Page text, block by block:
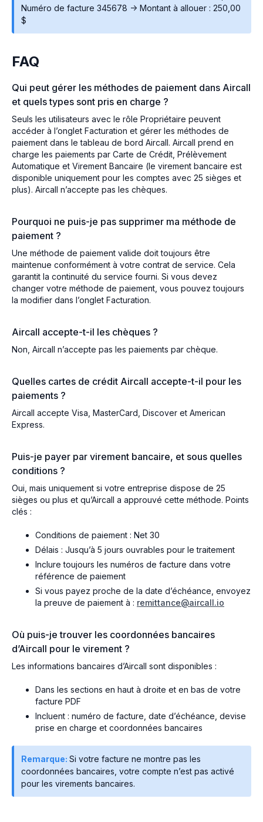
Numéro de facture 345678 -> Montant à allouer : 250,00
$
FAQ
Qui peut gérer les méthodes de paiement dans Aircall
et quels types sont pris en charge ?
Seuls les utilisateurs avec le rôle Propriétaire peuvent
accéder à l’onglet Facturation et gérer les méthodes de
paiement dans le tableau de bord Aircall. Aircall prend en
charge les paiements par Carte de Crédit, Prélèvement
Automatique et Virement Bancaire (le virement bancaire est
disponible uniquement pour les comptes avec 25 sièges et
plus). Aircall n’accepte pas les chèques.
Pourquoi ne puis-je pas supprimer ma méthode de
paiement ?
Une méthode de paiement valide doit toujours être
maintenue conformément à votre contrat de service. Cela
garantit la continuité du service fourni. Si vous devez
changer votre méthode de paiement, vous pouvez toujours
la modifier dans l’onglet Facturation.
Aircall accepte-t-il les chèques ?
Non, Aircall n’accepte pas les paiements par chèque.
Quelles cartes de crédit Aircall accepte-t-il pour les
paiements ?
Aircall accepte Visa, MasterCard, Discover et American
Express.
Puis-je payer par virement bancaire, et sous quelles
conditions ?
Oui, mais uniquement si votre entreprise dispose de 25
sièges ou plus et qu’Aircall a approuvé cette méthode. Points
clés :
Conditions de paiement : Net 30
Délais : Jusqu’à 5 jours ouvrables pour le traitement
Inclure toujours les numéros de facture dans votre
référence de paiement
Si vous payez proche de la date d’échéance, envoyez
la preuve de paiement à : remittance@aircall.io
Où puis-je trouver les coordonnées bancaires
d’Aircall pour le virement ?
Les informations bancaires d’Aircall sont disponibles :
Dans les sections en haut à droite et en bas de votre
facture PDF
Incluent : numéro de facture, date d’échéance, devise
prise en charge et coordonnées bancaires
Remarque: Si votre facture ne montre pas les
coordonnées bancaires, votre compte n’est pas activé
pour les virements bancaires.